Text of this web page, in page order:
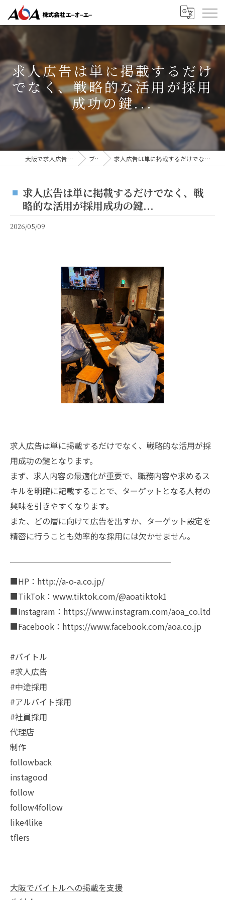
求人広告は単に掲載するだけ
でなく、戦略的な活用が採用
成功の鍵...
大阪で求人広告なら株式会社AOA ブログ 求人広告は単に掲載するだけでなく、戦略的な活用が採用成功の鍵...
求人広告は単に掲載するだけでなく、戦
略的な活用が採用成功の鍵...
2026/05/09
求人広告は単に掲載するだけでなく、戦略的な活用が採
用成功の鍵となります。
まず、求人内容の最適化が重要で、職務内容や求めるス
キルを明確に記載することで、ターゲットとなる人材の
興味を引きやすくなります。
また、どの層に向けて広告を出すか、ターゲット設定を
精密に行うことも効率的な採用には欠かせません。
￣￣￣￣￣￣￣￣￣￣￣￣￣￣￣￣￣￣￣￣
■HP：http://a-o-a.co.jp/
■TikTok：www.tiktok.com/@aoatiktok1
■Instagram：https://www.instagram.com/aoa_co.ltd
■Facebook：https://www.facebook.com/aoa.co.jp
#バイトル
#求人広告
#中途採用
#アルバイト採用
#社員採用
代理店
制作
followback
instagood
follow
follow4follow
like4like
tflers
大阪でバイトルへの掲載を支援